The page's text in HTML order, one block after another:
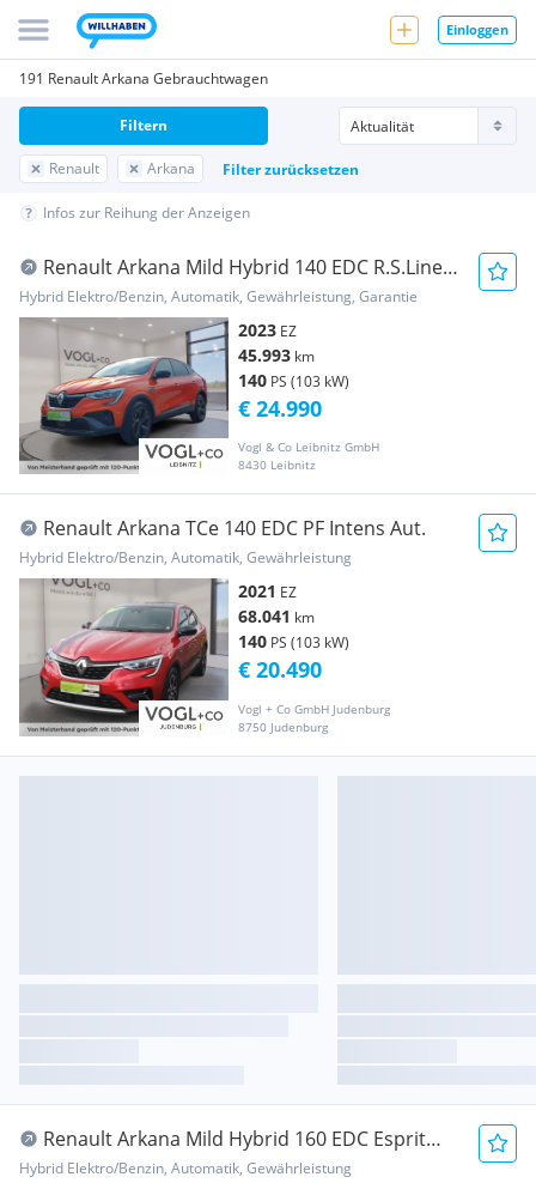
Einloggen
191 Renault Arkana Gebrauchtwagen
Renault Arkana Filter zurücksetzen
Filtern
Infos zur Reihung der Anzeigen
Renault Arkana Mild Hybrid 140 EDC R.S.Line
Aut.
Hybrid Elektro/Benzin, Automatik, Gewährleistung, Garantie
2023 EZ
45.993 km
140 PS (103 kW)
Vogl & Co Leibnitz GmbH
8430 Leibnitz
€ 24.990
Renault Arkana TCe 140 EDC PF Intens Aut.
Hybrid Elektro/Benzin, Automatik, Gewährleistung
2021 EZ
68.041 km
140 PS (103 kW)
Vogl + Co GmbH Judenburg
8750 Judenburg
€ 20.490
Renault Arkana Mild Hybrid 160 EDC Esprit
Alpine Aut.
Hybrid Elektro/Benzin, Automatik, Gewährleistung